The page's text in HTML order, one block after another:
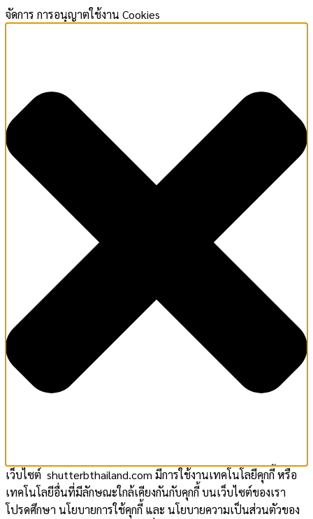
จัดการ การอนุญาตใช้งาน Cookies
เว็บไซต์ shutterbthailand.com มีการใช้งานเทคโนโลยีคุกกี้ หรือ
เทคโนโลยีอื่นที่มีลักษณะใกล้เคียงกันกับคุกกี้ บนเว็บไซต์ของเรา
โปรดศึกษา นโยบายการใช้คุกกี้ และ นโยบายความเป็นส่วนตัวของ